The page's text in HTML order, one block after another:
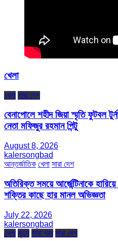
খেলা
খেলা সারা দেশ
বেনাপোলে শহীদ জিয়া স্মৃতি ফুটবল
নেতা মফিজুর রহমান পিন্টু
August 8, 2026
kalersongbad
আন্তর্জাতিক খেলা সারা দেশ
অতিরিক্ত সময়ে আর্জেন্টিনাকে
শক্তির কাছে হার মানল অভিজ্ঞতা
July 22, 2026
kalersongbad
খেলা মৃত্যু সারা খবর সারা দেশ